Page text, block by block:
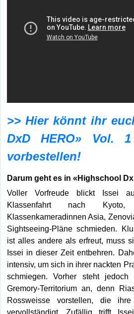
>> Hier könnt ihr
DxD HERO» Vol.
vorbestellen!
Darum geht es in «Highschool
Voller Vorfreude blickt Issei
Klassenfahrt nach
Klassenkameradinnen Asia,
Sightseeing-Pläne schmieden.
ist alles andere als erfreut, muss
Issei in dieser Zeit entbehren.
intensiv, um sich in ihrer nackten
schmiegen. Vorher steht
Gremory-Territorium an, denn
Rossweisse vorstellen, die
vervollständigt. Zufällig trifft